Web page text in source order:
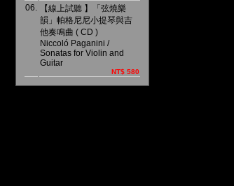
06.
【線上試聽 】「弦燒樂
韻」帕格尼尼小提琴與吉
他奏鳴曲 ( CD )
Niccoló Paganini /
Sonatas for Violin and
Guitar
NT$ 580